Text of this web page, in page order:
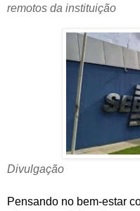
remotos da instituição
Divulgação
Pensando no bem-estar